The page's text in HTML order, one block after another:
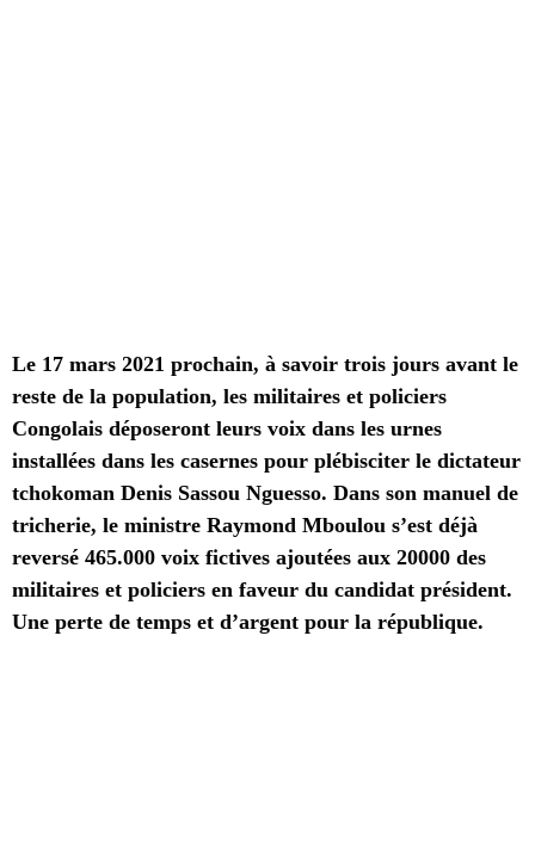
Le 17 mars 2021 prochain, à savoir trois jours avant le
reste de la population, les militaires et policiers
Congolais déposeront leurs voix dans les urnes
installées dans les casernes pour plébisciter le dictateur
tchokoman Denis Sassou Nguesso. Dans son manuel de
tricherie, le ministre Raymond Mboulou s’est déjà
reversé 465.000 voix fictives ajoutées aux 20000 des
militaires et policiers en faveur du candidat président.
Une perte de temps et d’argent pour la république.